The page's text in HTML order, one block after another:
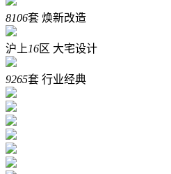
8106套 焕新改造
沪上 16区 大宅设计
9265套 行业经典